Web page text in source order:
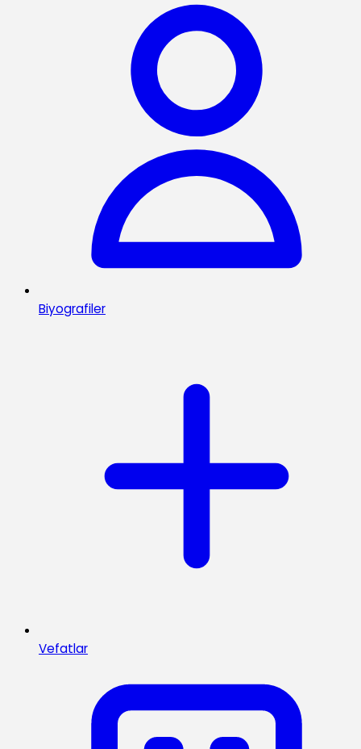
Biyografiler
Vefatlar